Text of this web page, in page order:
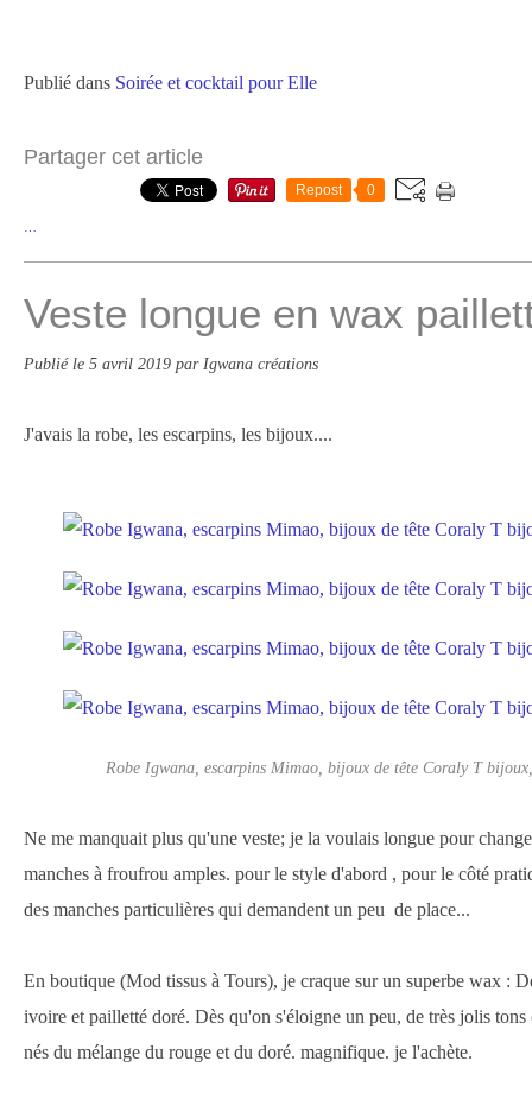
Publié dans Soirée et cocktail pour Elle
Partager cet article
Repost 0
Veste longue en wax
Publié le 5 avril 2019 par Igwana créations
J'avais la robe, les escarpins, les bijoux....
Robe Igwana, escarpins Mimao, bijoux de tête Coraly T
Ne me manquait plus qu'une veste; je la voulais longue pour
manches à froufrou amples. pour le style d'abord , pour le côté
des manches particulières qui demandent un peu de place...
En boutique (Mod tissus à Tours), je craque sur un superbe wax :
ivoire et pailletté doré. Dès qu'on s'éloigne un peu, de très jolis tons
nés du mélange du rouge et du doré. magnifique. je l'achète.